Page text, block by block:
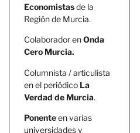
Economistasde la
Región de Murcia.
Colaborador enOnda
Cero Murcia.
Columnista / articulista
en el periódico La
Verdad de Murcia.
Ponenteen varias
universidades y